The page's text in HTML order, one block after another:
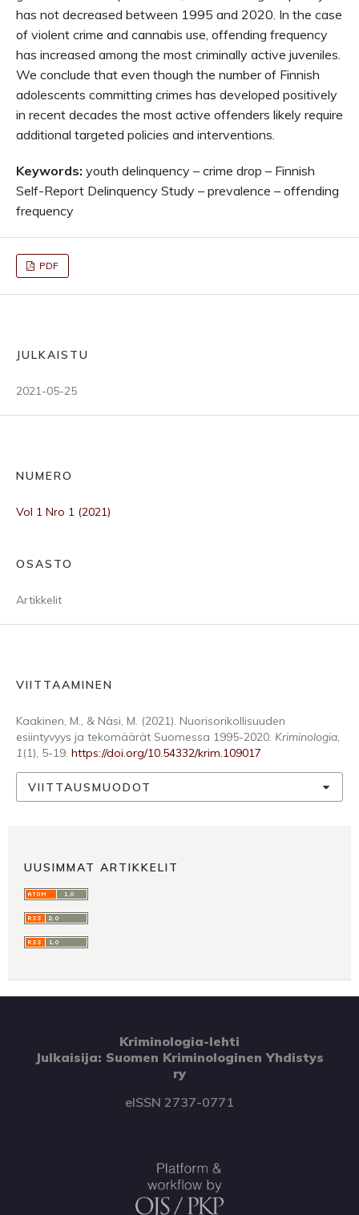
has not decreased between 1995 and 2020. In the case
of violent crime and cannabis use, offending frequency
has increased among the most criminally active juveniles.
We conclude that even though the number of Finnish
adolescents committing crimes has developed positively
in recent decades the most active offenders likely require
additional targeted policies and interventions.
Keywords: youth delinquency – crime drop – Finnish
Self-Report Delinquency Study – prevalence – offending
frequency
PDF
JULKAISTU
2021-05-25
NUMERO
Vol 1 Nro 1 (2021)
OSASTO
Artikkelit
VIITTAAMINEN
Kaakinen, M., & Näsi, M. (2021). Nuorisorikollisuuden
esiintyvyys ja tekomäärät Suomessa 1995-2020. Kriminologia,
1(1), 5-19. https://doi.org/10.54332/krim.109017
VIITTAUSMUODOT
UUSIMMAT ARTIKKELIT
Kriminologia-lehti
Julkaisija: Suomen Kriminologinen Yhdistys
ry
eISSN 2737-0771